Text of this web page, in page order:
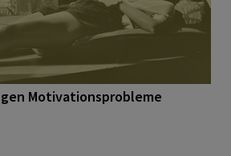
Motivationsprobleme